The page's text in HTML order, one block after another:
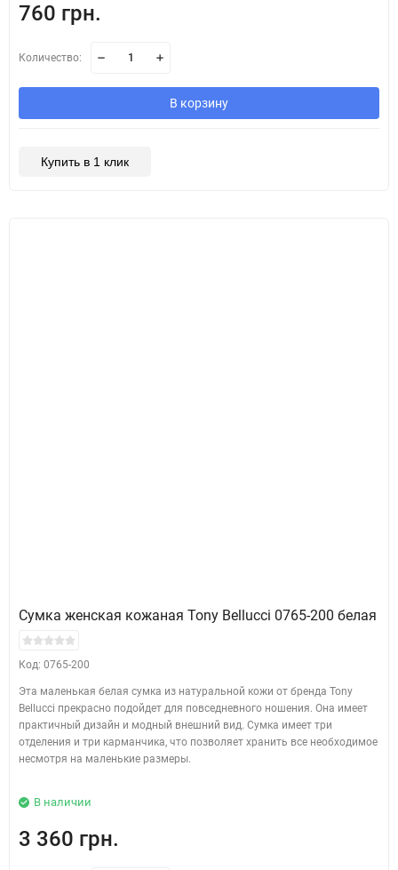
760 грн.
Количество:
В корзину
Купить в 1 клик
Сумка женская кожаная Tony Bellucci 0765-200 белая
Код: 0765-200
Эта маленькая белая сумка из натуральной кожи от бренда Tony
Bellucci прекрасно подойдет для повседневного ношения. Она имеет
практичный дизайн и модный внешний вид. Сумка имеет три
отделения и три карманчика, что позволяет хранить все необходимое
несмотря на маленькие размеры.
В наличии
3 360 грн.